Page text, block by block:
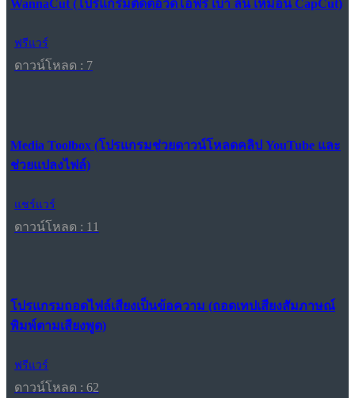
WannaCut (โปรแกรมตัดต่อวิดีโอฟรี เบา ลื่น เหมือน CapCut)
ฟรีแวร์
ดาวน์โหลด : 7
Media Toolbox (โปรแกรมช่วยดาวน์โหลดคลิป YouTube และ
ช่วยแปลงไฟล์)
แชร์แวร์
ดาวน์โหลด : 11
โปรแกรมถอดไฟล์เสียงเป็นข้อความ (ถอดเทปเสียงสัมภาษณ์
พิมพ์ตามเสียงพูด)
ฟรีแวร์
ดาวน์โหลด : 62